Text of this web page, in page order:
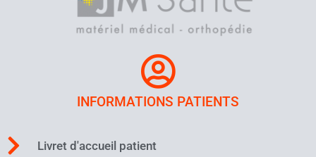
INFORMATIONS PATIENTS
Livret d'accueil patient